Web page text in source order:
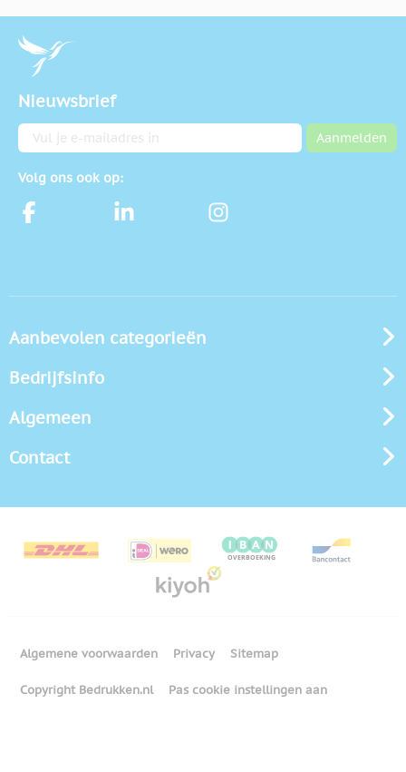
Nieuwsbrief
E-mailadres Aanmelden
Volg ons ook op:
Aanbevolen categorieën
Bedrijfsinfo
Algemeen
Contact
Algemene voorwaarden Privacy Sitemap
Copyright Bedrukken.nl Pas cookie instellingen aan